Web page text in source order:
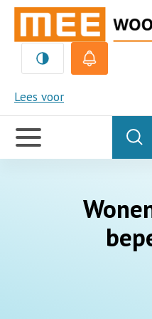
Lees voor
MEE
Handige
links